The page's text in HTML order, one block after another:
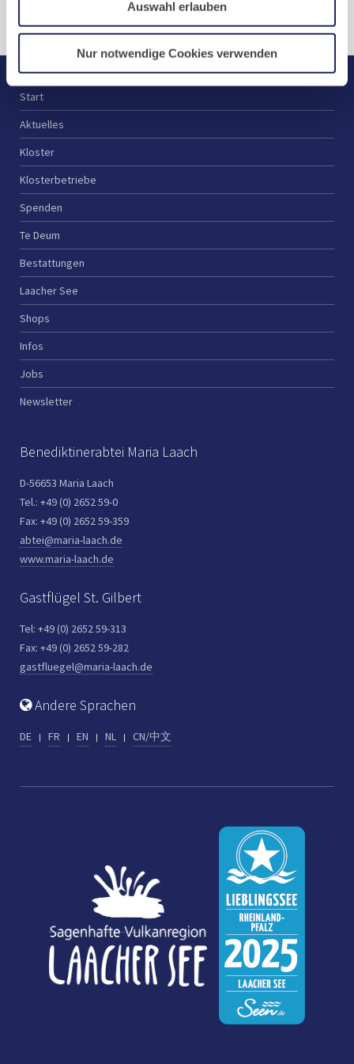
Auswahl erlauben
Nur notwendige Cookies verwenden
Start
Aktuelles
Kloster
Klosterbetriebe
Spenden
Te Deum
Bestattungen
Laacher See
Shops
Infos
Jobs
Newsletter
Benediktinerabtei Maria Laach
D-56653 Maria Laach
Tel.: +49 (0) 2652 59-0
Fax: +49 (0) 2652 59-359
abtei@maria-laach.de
www.maria-laach.de
Gastflügel St. Gilbert
Tel: +49 (0) 2652 59-313
Fax: +49 (0) 2652 59-282
gastfluegel@maria-laach.de
Andere Sprachen
DE FR EN NL CN/中文